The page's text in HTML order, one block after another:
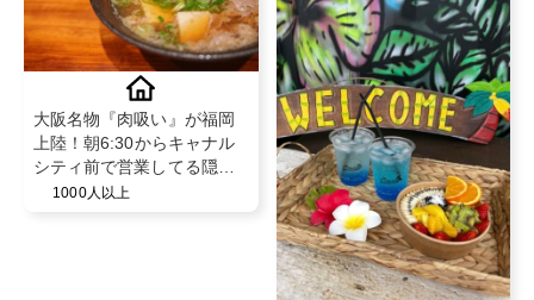
大阪名物『肉吸い』が福岡
上陸！朝6:30からキャナル
シティ前で営業してる隠れ
家！1000人以上